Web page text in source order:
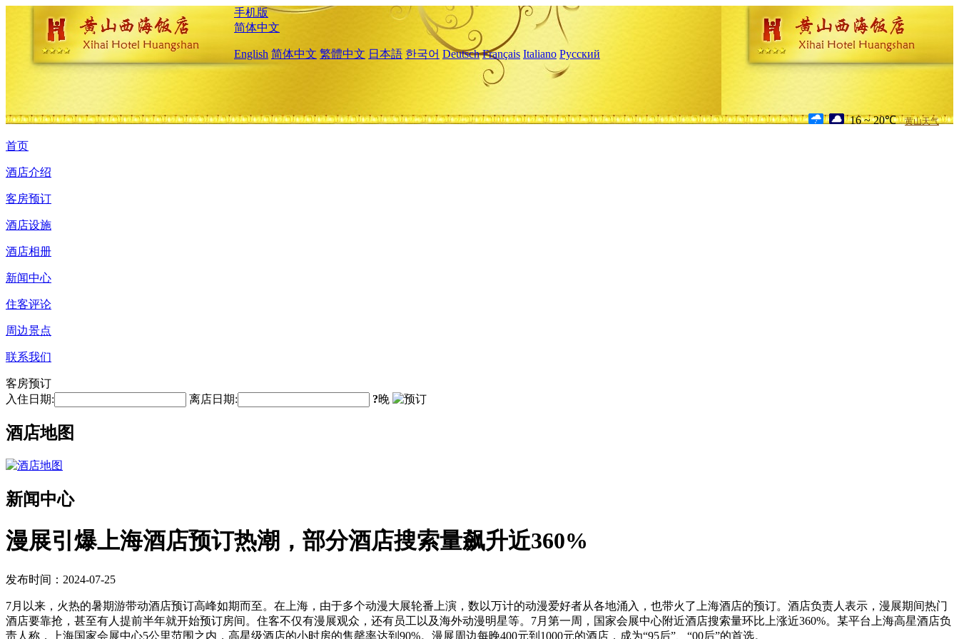
手机版
简体中文
English 简体中文 繁體中文 日本語 한국어 Deutsch Français Italiano Русский
16 ~ 20℃ 黄山天气
首页
酒店介绍
客房预订
酒店设施
酒店相册
新闻中心
住客评论
周边景点
联系我们
客房预订
入住日期:
离店日期: ?晚
酒店地图
新闻中心
漫展引爆上海酒店预订热潮，部分酒店搜索量飙升近360%
发布时间：2024-07-25
7月以来，火热的暑期游带动酒店预订高峰如期而至。在上海，由于多个动漫大展轮番上演，数以万计的动漫爱好者从各地涌入，也带火了上海酒店的预订。酒店负责人表示，漫展期间热门
酒店要靠抢，甚至有人提前半年就开始预订房间。住客不仅有漫展观众，还有员工以及海外动漫明星等。7月第一周，国家会展中心附近酒店搜索量环比上涨近360%。某平台上海高星酒店负
责人称，上海国家会展中心5公里范围之内，高星级酒店的小时房的售罄率达到90%。漫展周边每晚400元到1000元的酒店，成为“95后”、“00后”的首选。